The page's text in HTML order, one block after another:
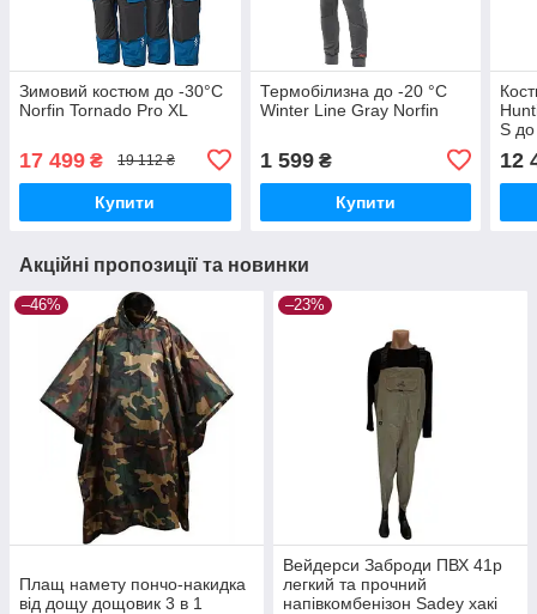
Зимовий костюм до -30°C
Norfin Tornado Pro XL
17 499 ₴ 19 112 ₴
Купити
Термобілизна до -20 °C
Winter Line Gray Norfin
1 599₴
Купити
S
12
Акційні пропозиції та новинки
–46%
Плащ намету пончо-накидка
від дощу дощовик 3 в 1
–23%
Вейдерси Заброди ПВХ 41р
легкий та прочний
напівкомбенізон Sadey хакі